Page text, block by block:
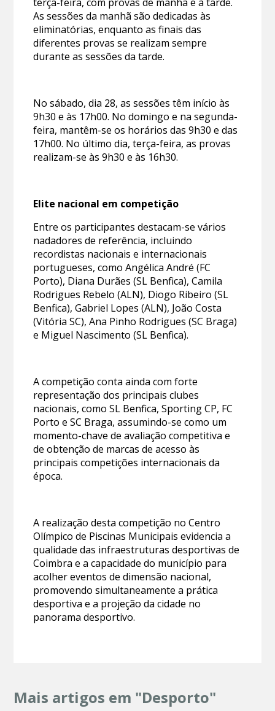
As sessões da manhã são dedicadas às
eliminatórias, enquanto as finais das
diferentes provas se realizam sempre
durante as sessões da tarde.
No sábado, dia 28, as sessões têm início às
9h30 e às 17h00. No domingo e na segunda-
feira, mantêm-se os horários das 9h30 e das
17h00. No último dia, terça-feira, as provas
realizam-se às 9h30 e às 16h30.
Elite nacional em competição
Entre os participantes destacam-se vários
nadadores de referência, incluindo
recordistas nacionais e internacionais
portugueses, como Angélica André (FC
Porto), Diana Durães (SL Benfica), Camila
Rodrigues Rebelo (ALN), Diogo Ribeiro (SL
Benfica), Gabriel Lopes (ALN), João Costa
(Vitória SC), Ana Pinho Rodrigues (SC Braga)
e Miguel Nascimento (SL Benfica).
A competição conta ainda com forte
representação dos principais clubes
nacionais, como SL Benfica, Sporting CP, FC
Porto e SC Braga, assumindo-se como um
momento-chave de avaliação competitiva e
de obtenção de marcas de acesso às
principais competições internacionais da
época.
A realização desta competição no Centro
Olímpico de Piscinas Municipais evidencia a
qualidade das infraestruturas desportivas de
Coimbra e a capacidade do município para
acolher eventos de dimensão nacional,
promovendo simultaneamente a prática
desportiva e a projeção da cidade no
panorama desportivo.
Mais artigos em "Desporto"